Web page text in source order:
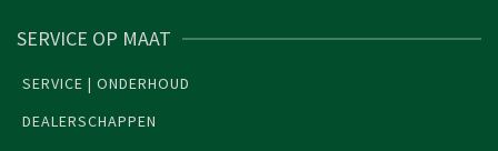
SERVICE OP MAAT
SERVICE | ONDERHOUD
DEALERSCHAPPEN